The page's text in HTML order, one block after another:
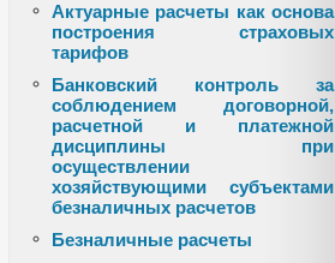
Актуарные расчеты как основа
построения страховых
тарифов
Банковский контроль за
соблюдением договорной,
расчетной и платежной
дисциплины при
осуществлении
хозяйствующими субъектами
безналичных расчетов
Безналичные расчеты